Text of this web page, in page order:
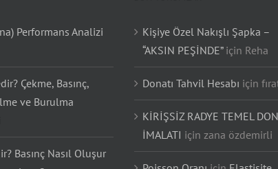
Performans Analizi
Çekme, Basınç,
ve Burulma
Kişiye Özel Nakışlı Şapka –
“AKSIN PEŞİNDE”
için Reha
Donatı Tahvil Hesabı içinfırat
KİRİŞSİZ RADYE TEMEL
İMALATI için zana özdemirli